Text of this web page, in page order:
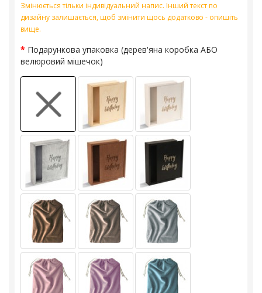
Змінюється тільки індивідуальний напис. Інший текст по
дизайну залишається, щоб змінити щось додатково - опишіть
вище.
Подарункова упаковка (дерев'яна коробка АБО
велюровий мішечок)